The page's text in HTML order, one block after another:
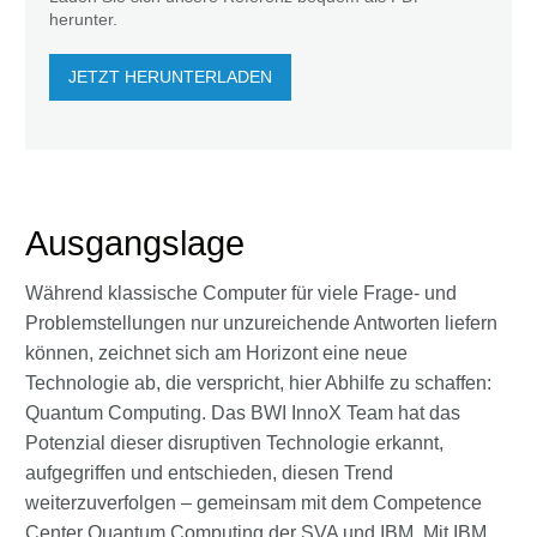
herunter.
JETZT HERUNTERLADEN
Ausgangslage
Während klassische Computer für viele Frage- und
Problemstellungen nur unzureichende Antworten liefern
können, zeichnet sich am Horizont eine neue
Technologie ab, die verspricht, hier Abhilfe zu schaffen:
Quantum Computing. Das BWI InnoX Team hat das
Potenzial dieser disruptiven Technologie erkannt,
aufgegriffen und entschieden, diesen Trend
weiterzuverfolgen – gemeinsam mit dem Competence